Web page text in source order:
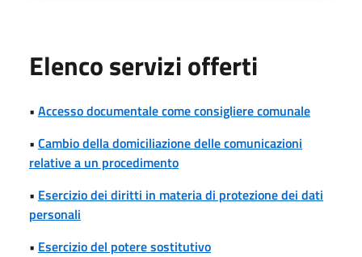
Elenco servizi offerti
• Accesso documentale come consigliere comunale
• Cambio della domiciliazione delle comunicazioni
relative a un procedimento
• Esercizio dei diritti in materia di protezione dei dati
personali
• Esercizio del potere sostitutivo